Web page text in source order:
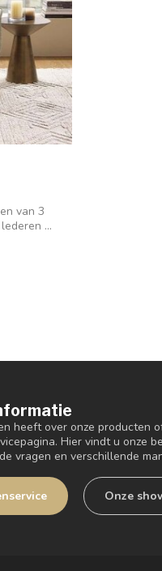
van 3
...
heeft over onze producten
Hier vindt u onze
vragen en verschillende
Onze